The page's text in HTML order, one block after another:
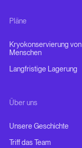
Pläne
Kryokonservierung von
Menschen
Langfristige Lagerung
Über uns
Unsere Geschichte
Triff das Team